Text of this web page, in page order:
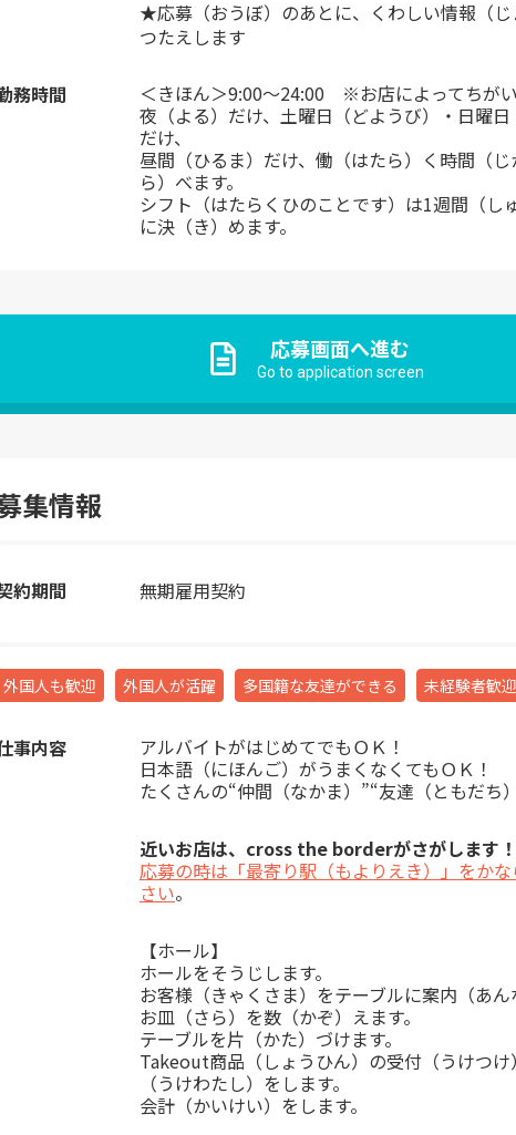
★応募（おうぼ）のあとに、くわしい情報（
つたえします
務時間
＜きほん＞9:00～24:00 ※お店によってちがい
夜（よる）だけ、土曜日（どようび）・日曜日
だけ、
昼間（ひるま）だけ、働（はたら）く時間（
ら）べます。
シフト（はたらくひのことです）は1週間（し
に決（き）めます。
応募画面へ進む
Go to application screen
集情報
約期間 無期雇用契約
外国人も歓迎 外国人が活躍 多国籍な友達ができる 未経験者歓迎
事内容
アルバイトがはじめてでもＯＫ！
日本語（にほんご）がうまくなくてもＯＫ！
たくさんの“仲間（なかま）”“友達（ともだち
近いお店は、cross the borderがさがします！
応募の時は「最寄り駅（もよりえき）」をか
さい。
【ホール】
ホールをそうじします。
お客様（きゃくさま）をテーブルに案内（あん
お皿（さら）を数（かぞ）えます。
テーブルを片（かた）づけます。
Takeout商品（しょうひん）の受付（うけつけ
（うけわたし）をします。
会計（かいけい）をします。